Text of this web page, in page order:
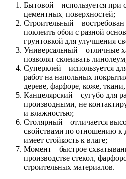
Бытовой – используется
цементных, поверхностей;
Строительный –
поклеить обои с разной
грунтовкой для улучшения
Универсальный – отличные
позволят склеивать
Суперклей – используется
работ на напольных
дереве, фарфоре, коже, ткани,
Канцелярский – сугубо для
производными, не
и влажностью;
Столярный – отличается
свойствами по отношению к
имеет стойкость к влаге;
Момент – быстрое
производстве стекол,
строительных материалов.